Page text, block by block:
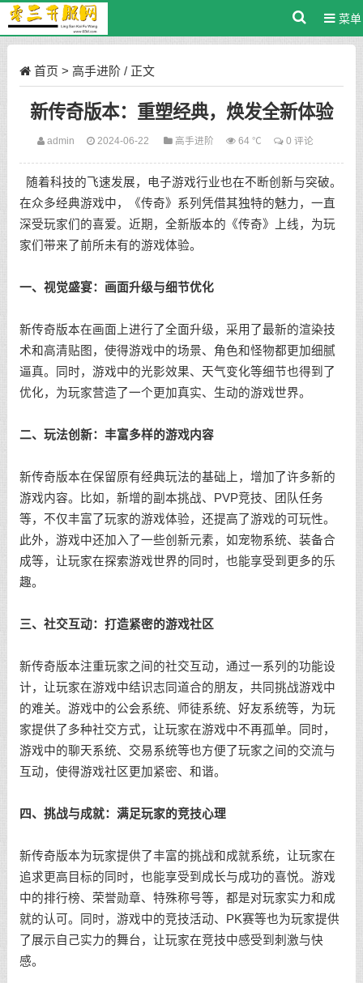
菜单
首页 > 高手进阶/ 正文
新传奇版本：重塑经典，焕发全新体验
admin 2024-06-22 高手进阶 64 ℃ 0 评论
随着科技的飞速发展，电子游戏行业也在不断创新与突破。
在众多经典游戏中，《传奇》系列凭借其独特的魅力，一直
深受玩家们的喜爱。近期，全新版本的《传奇》上线，为玩
家们带来了前所未有的游戏体验。
一、视觉盛宴：画面升级与细节优化
新传奇版本在画面上进行了全面升级，采用了最新的渲染技
术和高清贴图，使得游戏中的场景、角色和怪物都更加细腻
逼真。同时，游戏中的光影效果、天气变化等细节也得到了
优化，为玩家营造了一个更加真实、生动的游戏世界。
二、玩法创新：丰富多样的游戏内容
新传奇版本在保留原有经典玩法的基础上，增加了许多新的
游戏内容。比如，新增的副本挑战、PVP竞技、团队任务
等，不仅丰富了玩家的游戏体验，还提高了游戏的可玩性。
此外，游戏中还加入了一些创新元素，如宠物系统、装备合
成等，让玩家在探索游戏世界的同时，也能享受到更多的乐
趣。
三、社交互动：打造紧密的游戏社区
新传奇版本注重玩家之间的社交互动，通过一系列的功能设
计，让玩家在游戏中结识志同道合的朋友，共同挑战游戏中
的难关。游戏中的公会系统、师徒系统、好友系统等，为玩
家提供了多种社交方式，让玩家在游戏中不再孤单。同时，
游戏中的聊天系统、交易系统等也方便了玩家之间的交流与
互动，使得游戏社区更加紧密、和谐。
四、挑战与成就：满足玩家的竞技心理
新传奇版本为玩家提供了丰富的挑战和成就系统，让玩家在
追求更高目标的同时，也能享受到成长与成功的喜悦。游戏
中的排行榜、荣誉勋章、特殊称号等，都是对玩家实力和成
就的认可。同时，游戏中的竞技活动、PK赛等也为玩家提供
了展示自己实力的舞台，让玩家在竞技中感受到刺激与快
感。